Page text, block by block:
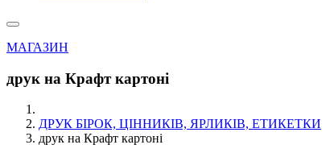
МАГАЗИН
друк на Крафт картоні
ДРУК БІРОК, ЦІННИКІВ, ЯРЛИКІВ, ЕТИКЕТКИ
друк на Крафт картоні